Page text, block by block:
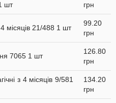
шт
грн
місяців 21/488 1 шт
99.20
грн
7065 1 шт
126.80
грн
з 4 місяців 9/581
134.20
грн